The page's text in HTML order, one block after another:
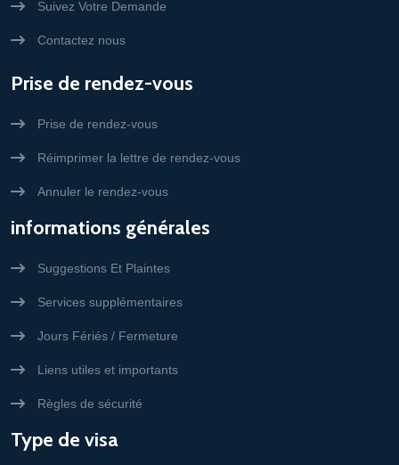
Suivez Votre Demande
Contactez nous
Prise de rendez-vous
Prise de rendez-vous
Réimprimer la lettre de rendez-vous
Annuler le rendez-vous
informations générales
Suggestions Et Plaintes
Services supplémentaires
Jours Fériés / Fermeture
Liens utiles et importants
Règles de sécurité
Type de visa